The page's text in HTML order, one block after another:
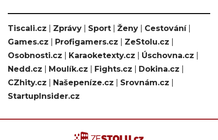
Tiscali.cz Zprávy Sport Ženy Cestování|
Games.cz
Profigamers.cz ZeStolu.cz
Osobnosti.cz
Karaoketexty.cz Úschovna.cz
Nedd.cz
Moulík.cz Fights.cz Dokina.cz
CZhity.cz
Našepeníze.cz Srovnám.cz
StartupInsider.cz